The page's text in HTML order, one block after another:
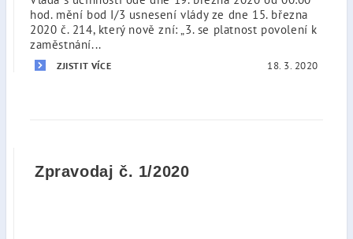
hod. mění bod I/3 usnesení vlády ze dne 15. března
2020 č. 214, který nově zní: „3. se platnost povolení k
zaměstnání...
ZJISTIT VÍCE 18. 3. 2020
Zpravodaj č. 1/2020